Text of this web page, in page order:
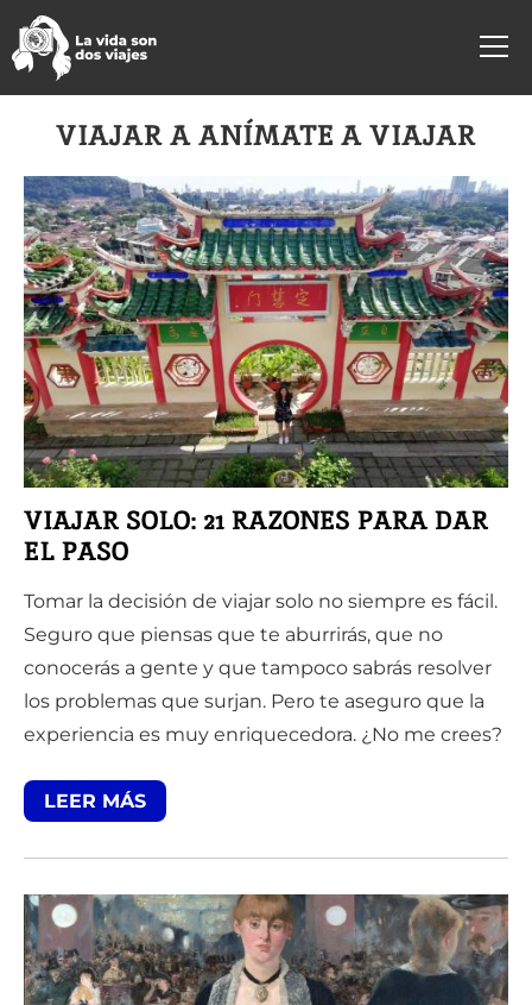
VIAJAR A ANÍMATE A VIAJAR
VIAJAR SOLO: 21 RAZONES PARA DAR
EL PASO
Tomar la decisión de viajar solo no siempre es fácil.
Seguro que piensas que te aburrirás, que no
conocerás a gente y que tampoco sabrás resolver
los problemas que surjan. Pero te aseguro que la
experiencia es muy enriquecedora. ¿No me crees?
LEER MÁS